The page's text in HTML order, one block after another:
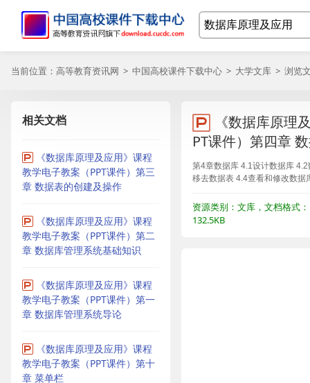
当前位置： 高等教育资讯网 > 中国高校课件下载中心 > 大学文库 > 浏览
相关文档
《数据库原理及应用》课程
教学电子教案（PPT课件）第三
章 数据表的创建及操作
《数据库原理及应用》课程
教学电子教案（PPT课件）第二
章 数据库管理系统基础知识
《数据库原理及应用》课程
教学电子教案（PPT课件）第一
章 数据库管理系统导论
《数据库原理及应用》课程
教学电子教案（PPT课件）第十
章 菜单栏
《数据库原理
PT课件）第四章
第4章数据库 4.1设计数据库
移去数据表 4.4查看和修改数据
资源类别：文库，文档格式
132.5KB